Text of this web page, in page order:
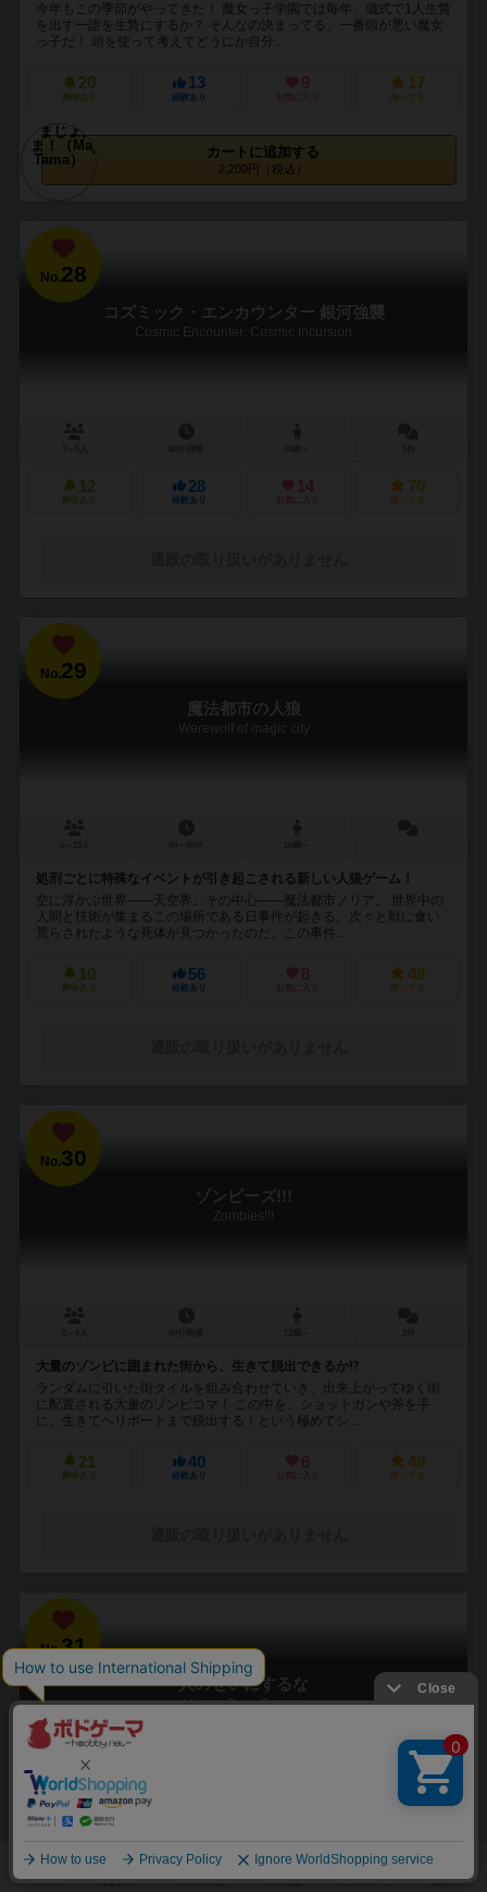
今年もこの季節がやってきた！ 魔女っ子学園では毎年、儀式で1人生贄
を出すー誰を生贄にするか？ そんなの決まってる、一番頭が悪い魔女
っ子だ！ 頭を使って考えてどうにか自分...
20
興味あり
13
経験あり
9
お気に入り
17
持ってる
カートに追加する
2,200円（税込）
No.28
コズミック・エンカウンター 銀河強襲
Cosmic Encounter: Cosmic Incursion
12
興味あり
28
経験あり
14
お気に入り
70
持ってる
No.29
魔法都市の人狼
Werewolf of magic city
処刑ごとに特殊なイベントが引き起こされる新しい人狼ゲーム！
空に浮かぶ世界――天空界。その中心――魔法都市ノリア。 世界中の
人間と技術が集まるこの場所である日事件が起きる。次々と獣に食い
荒らされたような死体が見つかったのだ。この事件...
10
興味あり
56
経験あり
8
お気に入り
48
持ってる
No.30
ゾンビーズ!!!
Zombies!!!
大量のゾンビに囲まれた街から、生きて脱出できるか⁉︎
ランダムに引いた街タイルを組み合わせていき、出来上がってゆく街
に配置される大量のゾンビコマ！ この中を、ショットガンや斧を手
に、生きてヘリポートまで脱出する！という極めてシ...
21
興味あり
40
経験あり
6
お気に入り
49
持ってる
No.31
人のせいにするな
Hitono Seini Suruna
3～5人
責任をなすりつけろ！
「お前がやったんだろ！！」 やった覚えのないミスや罪を押し付けら